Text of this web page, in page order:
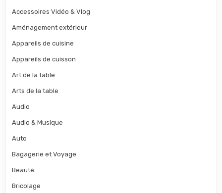
Accessoires Vidéo & Vlog
Aménagement extérieur
Appareils de cuisine
Appareils de cuisson
Art de la table
Arts de la table
Audio
Audio & Musique
Auto
Bagagerie et Voyage
Beauté
Bricolage